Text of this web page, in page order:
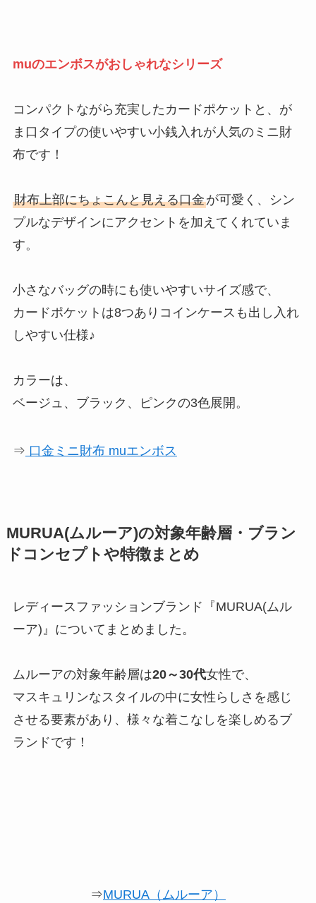
muのエンボスがおしゃれなシリーズ
コンパクトながら充実したカードポケットと、が
ま口タイプの使いやすい小銭入れが人気のミニ財
布です！
財布上部にちょこんと見える口金が可愛く、シン
プルなデザインにアクセントを加えてくれていま
す。
小さなバッグの時にも使いやすいサイズ感で、
カードポケットは8つありコインケースも出し入れ
しやすい仕様♪
カラーは、
ベージュ、ブラック、ピンクの3色展開。
⇒ 口金ミニ財布 muエンボス
MURUA(ムルーア)の対象年齢層・ブラン
ドコンセプトや特徴まとめ
レディースファッションブランド『MURUA(ムル
ーア)』についてまとめました。
ムルーアの対象年齢層は20～30代女性で、
マスキュリンなスタイルの中に女性らしさを感じ
させる要素があり、様々な着こなしを楽しめるブ
ランドです！
⇒MURUA（ムルーア）